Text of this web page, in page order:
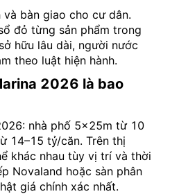
và bàn giao cho cư dân.
đỏ từng sản phẩm trong
hữu lâu dài, người nước
theo luật hiện hành.
2026 là bao
nhà phố 5×25m từ 10
14–15 tỷ/căn. Trên thị
khác nhau tùy vị trí và thời
Novaland hoặc sàn phân
giá chính xác nhất.